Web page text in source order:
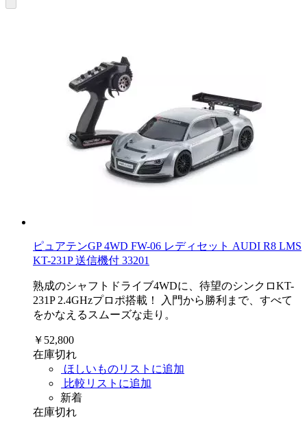
ピュアテンGP 4WD FW-06 レディセット AUDI R8 LMS
KT-231P 送信機付 33201
熟成のシャフトドライブ4WDに、待望のシンクロKT-
231P 2.4GHzプロポ搭載！ 入門から勝利まで、すべて
をかなえるスムーズな走り。
￥52,800
在庫切れ
ほしいものリストに追加
比較リストに追加
新着
在庫切れ